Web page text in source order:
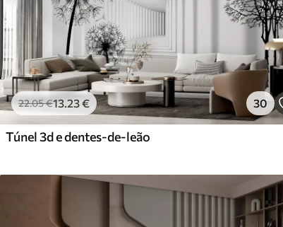
22.05€13.23€ 30
Túnel 3d e dentes-de-leão